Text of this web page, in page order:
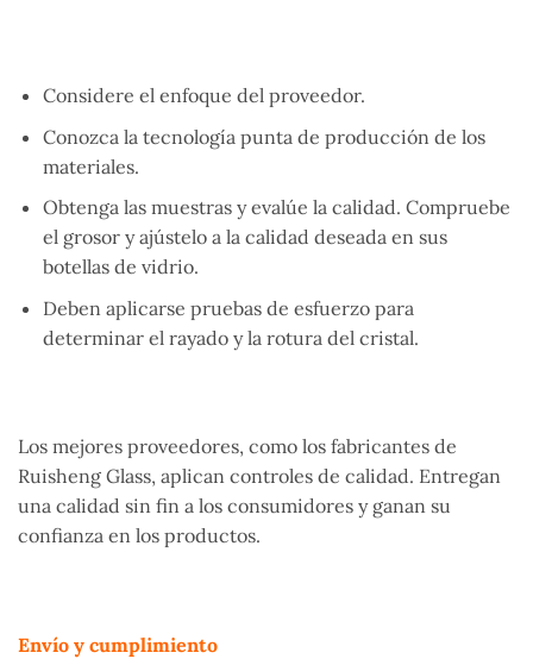
Considere el enfoque del proveedor.
Conozca la tecnología punta de producción de los
materiales.
Obtenga las muestras y evalúe la calidad. Compruebe
el grosor y ajústelo a la calidad deseada en sus
botellas de vidrio.
Deben aplicarse pruebas de esfuerzo para
determinar el rayado y la rotura del cristal.
Los mejores proveedores, como los fabricantes de
Ruisheng Glass, aplican controles de calidad. Entregan
una calidad sin fin a los consumidores y ganan su
confianza en los productos.
Envío y cumplimiento